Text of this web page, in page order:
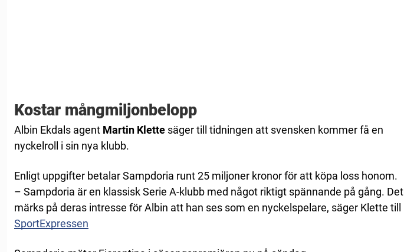
Kostar mångmiljonbelopp
Albin Ekdals agent Martin Klette säger till tidningen att svensken kommer få en
nyckelroll i sin nya klubb.
Enligt uppgifter betalar Sampdoria runt 25 miljoner kronor för att köpa loss honom.
– Sampdoria är en klassisk Serie A-klubb med något riktigt spännande på gång. Det
märks på deras intresse för Albin att han ses som en nyckelspelare, säger Klette till
SportExpressen